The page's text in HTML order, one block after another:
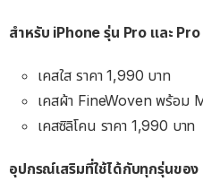
สำหรับ iPhone รุ่น Pro และ
เคสใส ราคา 1,990 บาท
เคสผ้า FineWoven พร้อม
เคสซิลิโคน ราคา 1,990 บาท
อุปกรณ์เสริมที่ใช้ได้กับทุกรุ่นของ